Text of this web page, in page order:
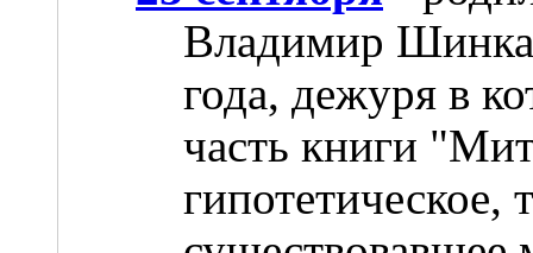
Владимир
года, дежуря в
часть книги
гипотетическое,